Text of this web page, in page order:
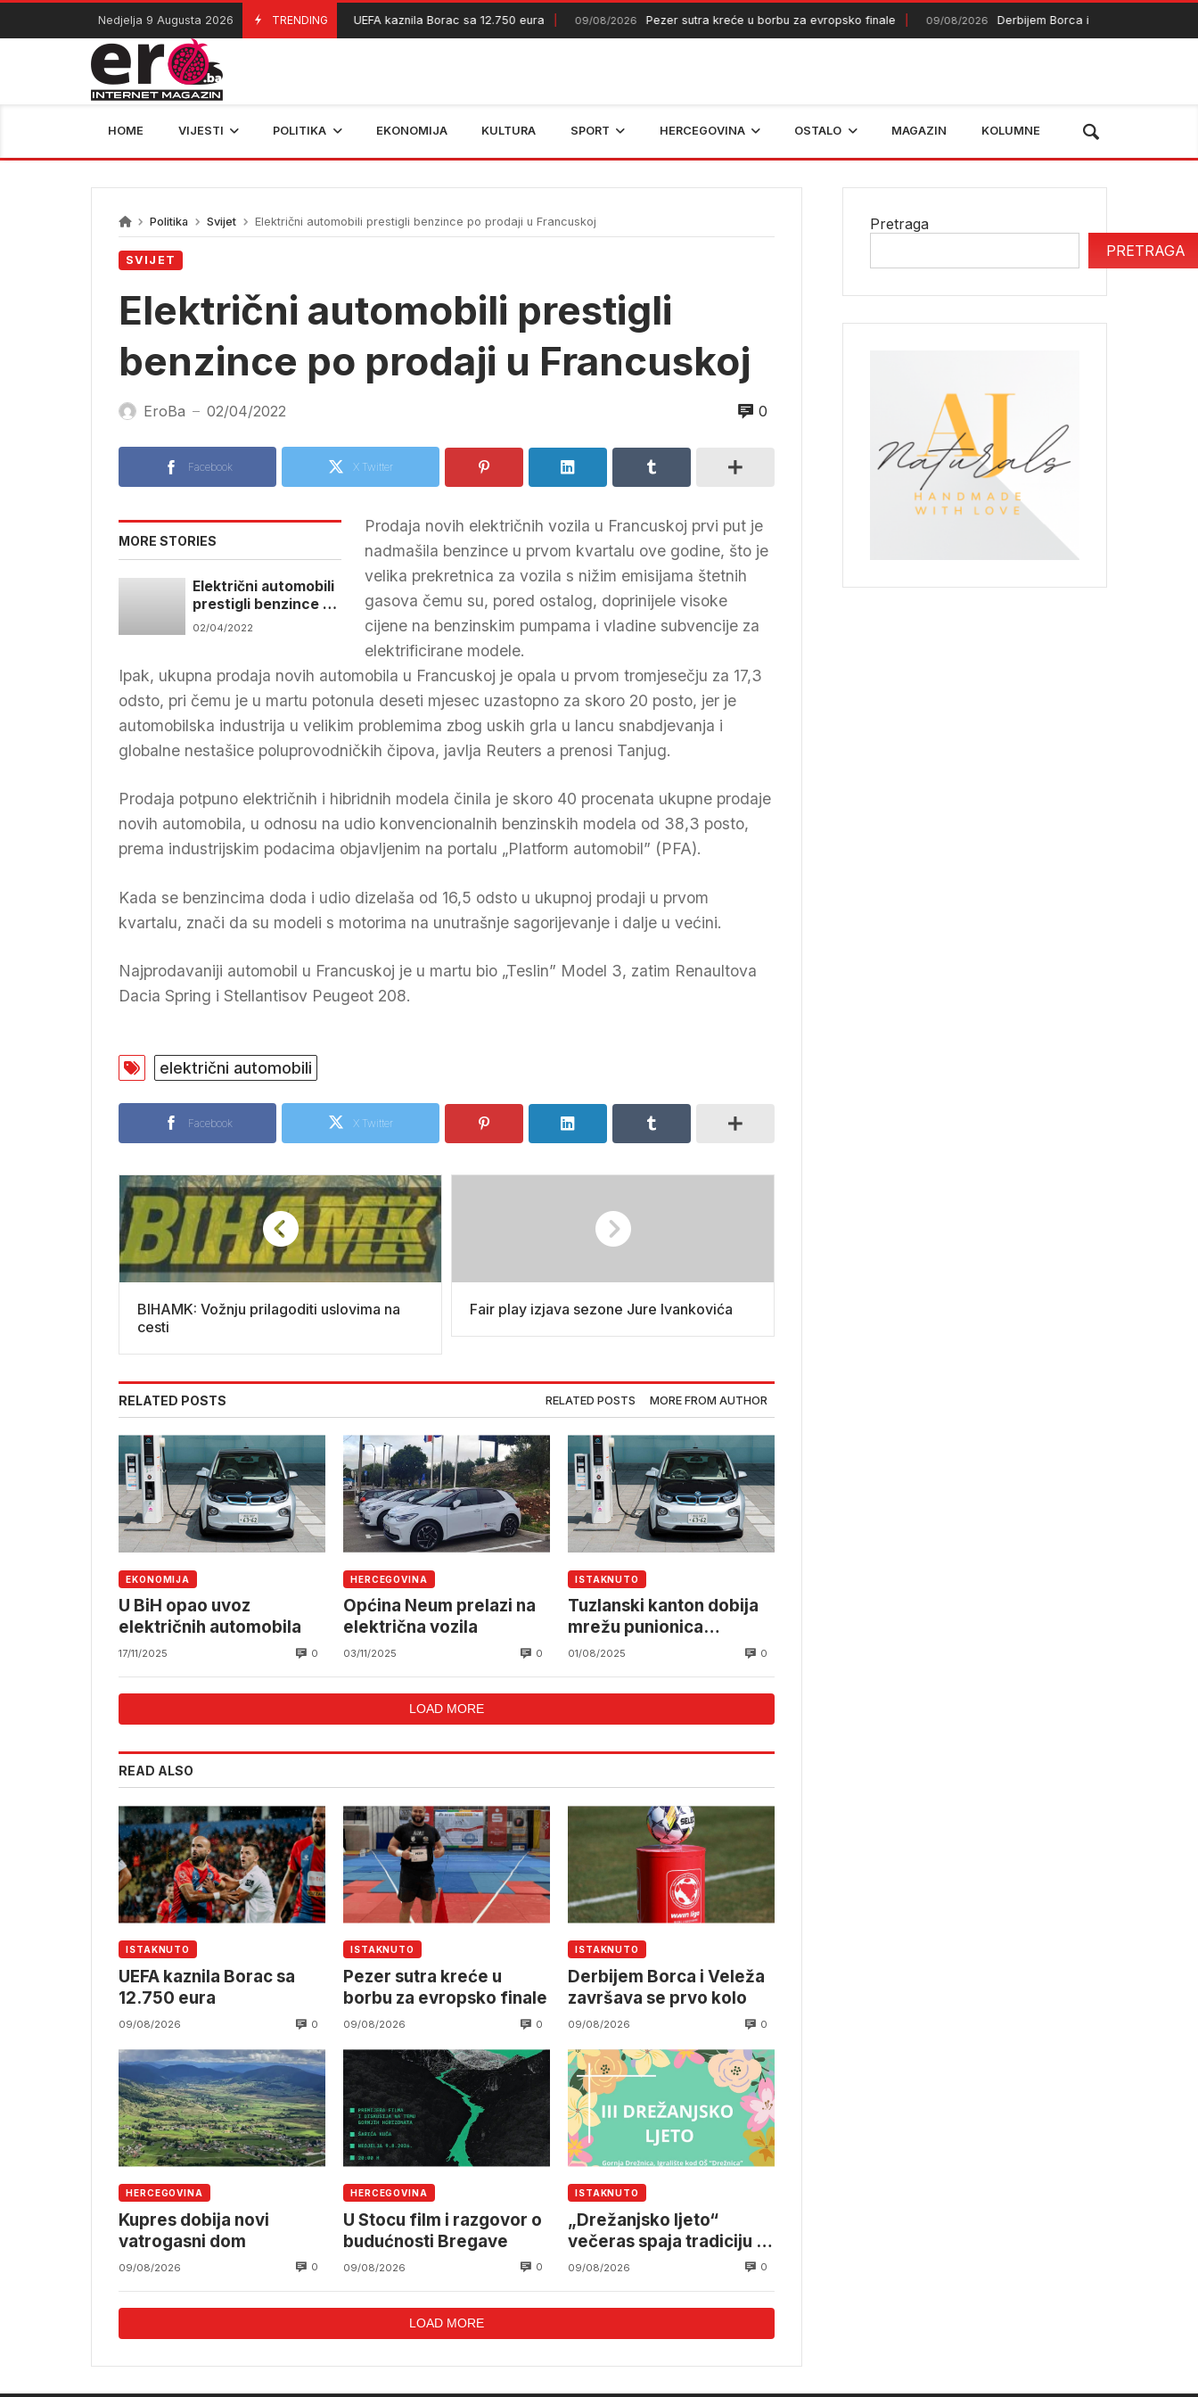
Skip
content
Nedjelja 9 Augusta 2026 TRENDING
09/08/2026 UEFA kaznila Borac sa 12.750 eura 09/08/2026 Pezer sutra kreće u borbu za evropsko finale 09/08/2026 Derbijem Borca i Veleža završava se
HOME VIJESTI POLITIKA EKONOMIJA KULTURA SPORT HERCEGOVINA OSTALO MAGAZIN KOLUMNE
Politika Svijet Električni automobili prestigli benzince po prodaji u Francuskoj
SVIJET
Električni automobili prestigli
benzince po prodaji u Francuskoj
EroBa — 02/04/2022 0
Facebook X Twitter
MORE STORIES
Električni automobili
prestigli benzince po
prodaji u Francuskoj
02/04/2022
Prodaja novih električnih vozila u Francuskoj prvi put je
nadmašila benzince u prvom kvartalu ove godine, što je
velika prekretnica za vozila s nižim emisijama štetnih
gasova čemu su, pored ostalog, doprinijele visoke
cijene na benzinskim pumpama i vladine subvencije za
elektrificirane modele.
Ipak, ukupna prodaja novih automobila u Francuskoj je opala u prvom tromjesečju za 17,3
odsto, pri čemu je u martu potonula deseti mjesec uzastopno za skoro 20 posto, jer je
automobilska industrija u velikim problemima zbog uskih grla u lancu snabdjevanja i
globalne nestašice poluprovodničkih čipova, javlja Reuters a prenosi Tanjug.
Prodaja potpuno električnih i hibridnih modela činila je skoro 40 procenata ukupne prodaje
novih automobila, u odnosu na udio konvencionalnih benzinskih modela od 38,3 posto,
prema industrijskim podacima objavljenim na portalu „Platform automobil” (PFA).
Kada se benzincima doda i udio dizelaša od 16,5 odsto u ukupnoj prodaji u prvom
kvartalu, znači da su modeli s motorima na unutrašnje sagorijevanje i dalje u većini.
Najprodavaniji automobil u Francuskoj je u martu bio „Teslin” Model 3, zatim Renaultova
Dacia Spring i Stellantisov Peugeot 208.
električni automobili
Facebook X Twitter
BIHAMK: Vožnju prilagoditi uslovima na
cesti
Fair play izjava sezone Jure Ivankovića
RELATED POSTS RELATED POSTS MORE FROM AUTHOR
EKONOMIJA
U BiH opao uvoz
električnih automobila
17/11/2025 0
HERCEGOVINA
Općina Neum prelazi na
električna vozila
03/11/2025 0
ISTAKNUTO
Tuzlanski kanton dobija
mrežu punionica
elektičnih vozila
01/08/2025 0
LOAD MORE
READ ALSO
ISTAKNUTO
UEFA kaznila Borac sa
12.750 eura
09/08/2026 0
ISTAKNUTO
Pezer sutra kreće u
borbu za evropsko finale
09/08/2026 0
ISTAKNUTO
Derbijem Borca i Veleža
završava se prvo kolo
09/08/2026 0
HERCEGOVINA
Kupres dobija novi
vatrogasni dom
09/08/2026 0
HERCEGOVINA
U Stocu film i razgovor o
budućnosti Bregave
09/08/2026 0
ISTAKNUTO
„Drežanjsko ljeto“
večeras spaja tradiciju i
humanost
09/08/2026 0
LOAD MORE
Pretraga
PRETRAGA